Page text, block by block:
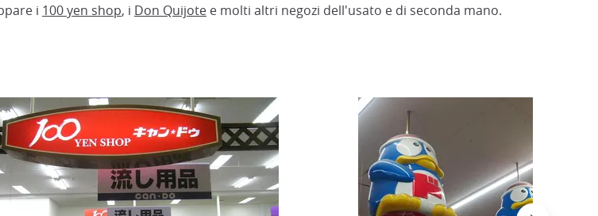
i 100 yen shop, i Don Quijote e molti altri negozi dell'usato e di seconda mano.